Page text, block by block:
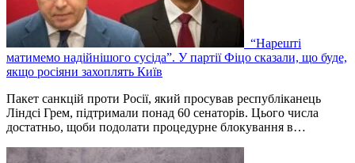
“Нарешті
матимемо надійнішого сусіда”. У партії Фіцо сказали, що буде,
якщо росіяни захоплять Київ
Пакет санкцій проти Росії, який просував республіканець
Ліндсі Грем, підтримали понад 60 сенаторів. Цього числа
достатньо, щоби подолати процедурне блокування в…